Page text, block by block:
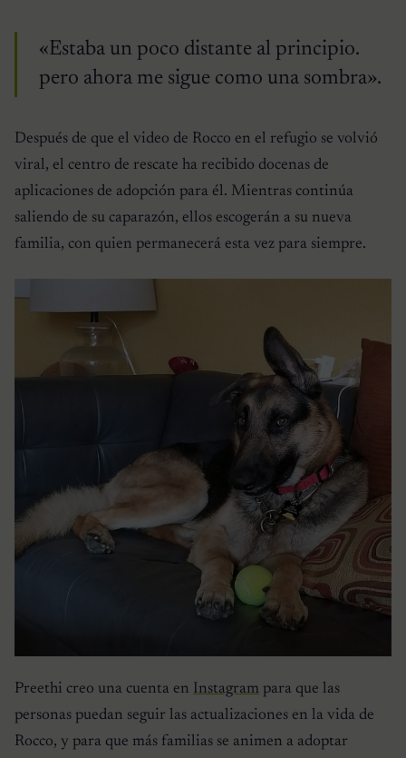
«Estaba un poco distante al principio.
pero ahora me sigue como una sombra».
Después de que el video de Rocco en el refugio se volvió
viral, el centro de rescate ha recibido docenas de
aplicaciones de adopción para él. Mientras continúa
saliendo de su caparazón, ellos escogerán a su nueva
familia, con quien permanecerá esta vez para siempre.
Preethi creo una cuenta en Instagram para que las
personas puedan seguir las actualizaciones en la vida de
Rocco, y para que más familias se animen a adoptar